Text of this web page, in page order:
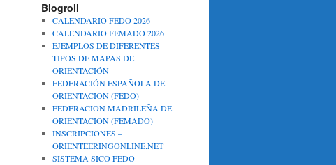
Blogroll
CALENDARIO FEDO 2026
CALENDARIO FEMADO 2026
EJEMPLOS DE DIFERENTES
TIPOS DE MAPAS DE
ORIENTACIÓN
FEDERACIÓN ESPAÑOLA DE
ORIENTACION (FEDO)
FEDERACION MADRILEÑA DE
ORIENTACION (FEMADO)
INSCRIPCIONES –
ORIENTEERINGONLINE.NET
SISTEMA SICO FEDO